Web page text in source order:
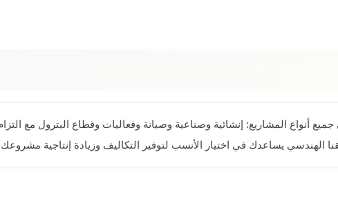
أنواع المشاريع: إنشائية وصناعية وصيانة وفعاليات وقطاع البترول مع
الهندسي يساعدك في اختيار الأنسب لتوفير التكاليف وزيادة إنتاجية